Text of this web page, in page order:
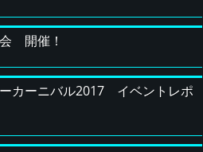
開催！
カーニバル2017 イベントレポ